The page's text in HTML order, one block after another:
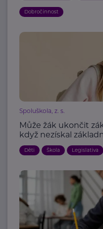
Dobročinnost
Spoluškola, z. s.
Může žák ukončit
když nezískal
Děti Škola Legislativa